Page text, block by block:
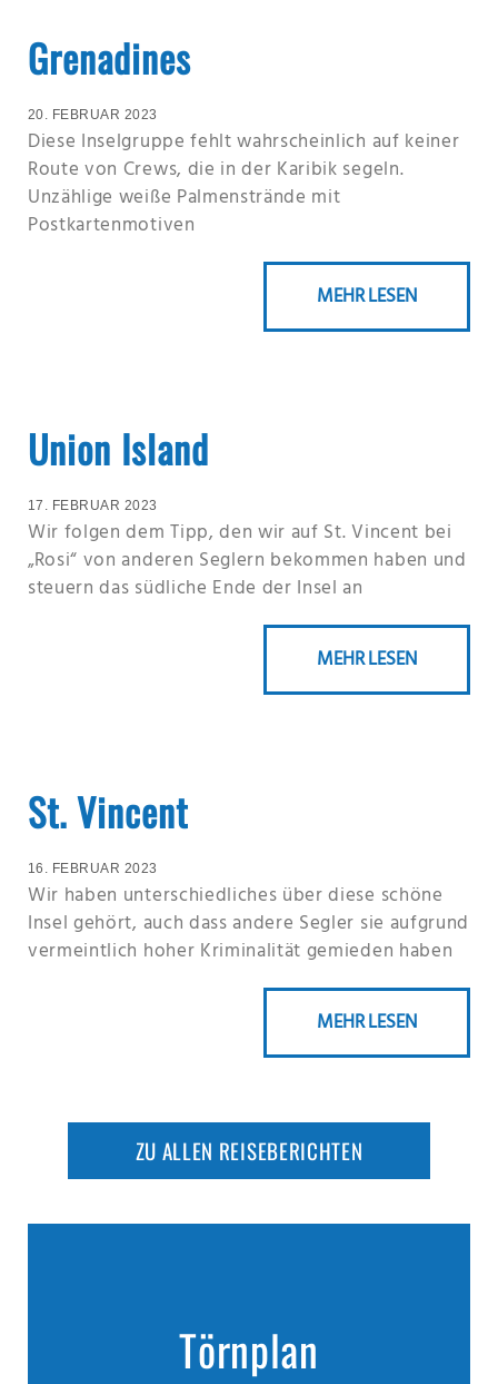
Grenadines
20. FEBRUAR 2023
Diese Inselgruppe fehlt wahrscheinlich auf keiner
Route von Crews, die in der Karibik segeln.
Unzählige weiße Palmenstrände mit
Postkartenmotiven
MEHR LESEN
Union Island
17. FEBRUAR 2023
Wir folgen dem Tipp, den wir auf St. Vincent bei
„Rosi“ von anderen Seglern bekommen haben und
steuern das südliche Ende der Insel an
MEHR LESEN
St. Vincent
16. FEBRUAR 2023
Wir haben unterschiedliches über diese schöne
Insel gehört, auch dass andere Segler sie aufgrund
vermeintlich hoher Kriminalität gemieden haben
MEHR LESEN
ZU ALLEN REISEBERICHTEN
Törnplan